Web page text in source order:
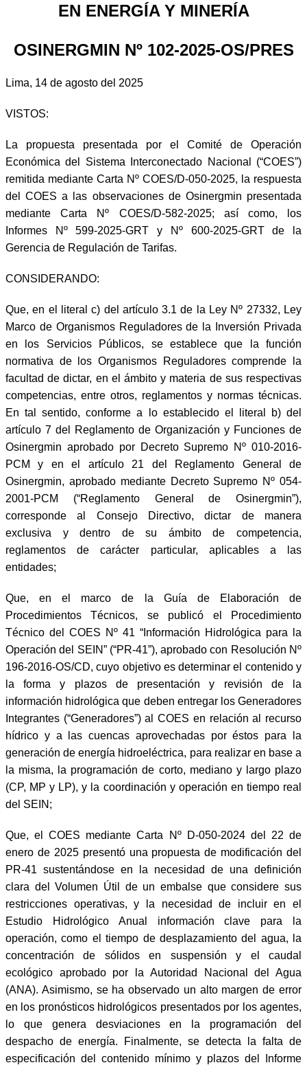
EN ENERGÍA Y MINERÍA
OSINERGMIN Nº 102-2025-OS/PRES
Lima, 14 de agosto del 2025
VISTOS:
La propuesta presentada por el Comité de Operación
Económica del Sistema Interconectado Nacional (“COES”)
remitida mediante Carta Nº COES/D-050-2025, la respuesta
del COES a las observaciones de Osinergmin presentada
mediante Carta Nº COES/D-582-2025; así como, los
Informes Nº 599-2025-GRT y Nº 600-2025-GRT de la
Gerencia de Regulación de Tarifas.
CONSIDERANDO:
Que, en el literal c) del artículo 3.1 de la Ley Nº 27332, Ley
Marco de Organismos Reguladores de la Inversión Privada
en los Servicios Públicos, se establece que la función
normativa de los Organismos Reguladores comprende la
facultad de dictar, en el ámbito y materia de sus respectivas
competencias, entre otros, reglamentos y normas técnicas.
En tal sentido, conforme a lo establecido el literal b) del
artículo 7 del Reglamento de Organización y Funciones de
Osinergmin aprobado por Decreto Supremo Nº 010-2016-
PCM y en el artículo 21 del Reglamento General de
Osinergmin, aprobado mediante Decreto Supremo Nº 054-
2001-PCM (“Reglamento General de Osinergmin”),
corresponde al Consejo Directivo, dictar de manera
exclusiva y dentro de su ámbito de competencia,
reglamentos de carácter particular, aplicables a las
entidades;
Que, en el marco de la Guía de Elaboración de
Procedimientos Técnicos, se publicó el Procedimiento
Técnico del COES Nº 41 “Información Hidrológica para la
Operación del SEIN” (“PR-41”), aprobado con Resolución Nº
196-2016-OS/CD, cuyo objetivo es determinar el contenido y
la forma y plazos de presentación y revisión de la
información hidrológica que deben entregar los Generadores
Integrantes (“Generadores”) al COES en relación al recurso
hídrico y a las cuencas aprovechadas por éstos para la
generación de energía hidroeléctrica, para realizar en base a
la misma, la programación de corto, mediano y largo plazo
(CP, MP y LP), y la coordinación y operación en tiempo real
del SEIN;
Que, el COES mediante Carta Nº D-050-2024 del 22 de
enero de 2025 presentó una propuesta de modificación del
PR-41 sustentándose en la necesidad de una definición
clara del Volumen Útil de un embalse que considere sus
restricciones operativas, y la necesidad de incluir en el
Estudio Hidrológico Anual información clave para la
operación, como el tiempo de desplazamiento del agua, la
concentración de sólidos en suspensión y el caudal
ecológico aprobado por la Autoridad Nacional del Agua
(ANA). Asimismo, se ha observado un alto margen de error
en los pronósticos hidrológicos presentados por los agentes,
lo que genera desviaciones en la programación del
despacho de energía. Finalmente, se detecta la falta de
especificación del contenido mínimo y plazos del Informe